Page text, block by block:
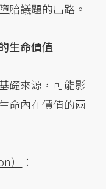
胎議題的出路。
生命價值
礎來源，可能影
命內在價值的兩
） ：